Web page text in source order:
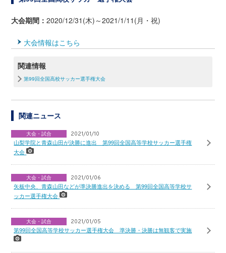
大会期間：2020/12/31(木)～2021/1/11(月・祝)
大会情報はこちら
関連情報
第99回全国高校サッカー選手権大会
関連ニュース
大会・試合 2021/01/10
山梨学院と青森山田が決勝に進出 第99回全国高等学校サッカー選手権
大会
大会・試合 2021/01/06
矢板中央、青森山田などが準決勝進出を決める 第99回全国高等学校サ
ッカー選手権大会
大会・試合 2021/01/05
第99回全国高等学校サッカー選手権大会 準決勝・決勝は無観客で実施